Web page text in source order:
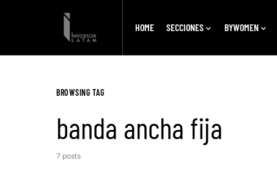
HOME SECCIONES BYWOMEN
BROWSING TAG
banda ancha fija
7 posts